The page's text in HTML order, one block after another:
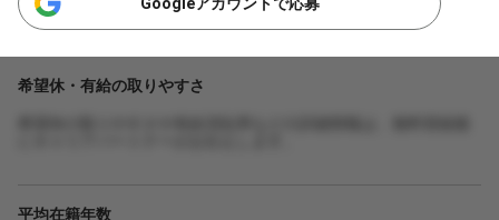
希望休・有給の取りやすさ
平均在籍年数